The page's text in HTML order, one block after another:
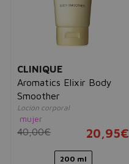
CLINIQUE
Aromatics Elixir Body
Smoother
Loción corporal
mujer
40,00€ 20,95€
200 ml